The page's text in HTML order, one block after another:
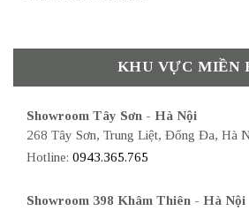
KHU VỰC MIỀN
Showroom Tây Sơn - Hà Nội
268 Tây Sơn, Trung Liệt, Đống Đa, Hà
Hotline: 0943.365.765
Showroom 398 Khâm Thiên - Hà Nội